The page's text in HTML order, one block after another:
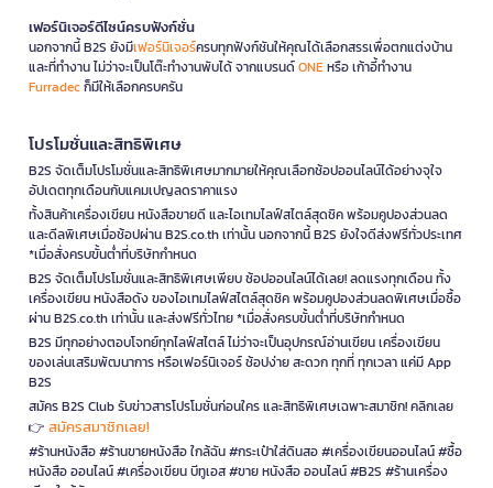
เฟอร์นิเจอร์ดีไซน์ครบฟังก์ชั่น
นอกจากนี้ B2S ยังมีเฟอร์นิเจอร์ครบทุกฟังก์ชันให้คุณได้เลือกสรรเพื่อตกแต่งบ้าน
และที่ทำงาน ไม่ว่าจะเป็นโต๊ะทำงานพับได้ จากแบรนด์ONEหรือ เก้าอี้ทำงาน
Furradecก็มีให้เลือกครบครัน
โปรโมชั่นและสิทธิพิเศษ
B2S จัดเต็มโปรโมชั่นและสิทธิพิเศษมากมายให้คุณเลือกช้อปออนไลน์ได้อย่างจุใจ
อัปเดตทุกเดือนกับแคมเปญลดราคาแรง
ทั้งสินค้าเครื่องเขียน หนังสือขายดี และไอเทมไลฟ์สไตล์สุดชิค พร้อมคูปองส่วนลด
และดีลพิเศษเมื่อช้อปผ่าน B2S.co.th เท่านั้น นอกจากนี้ B2S ยังใจดีส่งฟรีทั่วประเทศ
*เมื่อสั่งครบขั้นต่ำที่บริษัทกำหนด
B2S จัดเต็มโปรโมชั่นและสิทธิพิเศษเพียบ ช้อปออนไลน์ได้เลย! ลดแรงทุกเดือน ทั้ง
เครื่องเขียน หนังสือดัง ของไอเทมไลฟ์สไตล์สุดชิค พร้อมคูปองส่วนลดพิเศษเมื่อซื้อ
ผ่าน B2S.co.th เท่านั้น และส่งฟรีทั่วไทย *เมื่อสั่งครบขั้นต่ำที่บริษัทกำหนด
B2S มีทุกอย่างตอบโจทย์ทุกไลฟ์สไตล์ ไม่ว่าจะเป็นอุปกรณ์อ่านเขียน เครื่องเขียน
ของเล่นเสริมพัฒนาการ หรือเฟอร์นิเจอร์ ช้อปง่าย สะดวก ทุกที่ ทุกเวลา แค่มี App
B2S
สมัคร B2S Club รับข่าวสารโปรโมชั่นก่อนใคร และสิทธิพิเศษเฉพาะสมาชิก! คลิกเลย
👉 สมัครสมาชิกเลย!
#ร้านหนังสือ #ร้านขายหนังสือ ใกล้ฉัน #กระเป๋าใส่ดินสอ #เครื่องเขียนออนไลน์ #ซื้อ
หนังสือ ออนไลน์ #เครื่องเขียน บีทูเอส #ขาย หนังสือ ออนไลน์ #B2S #ร้านเครื่อง